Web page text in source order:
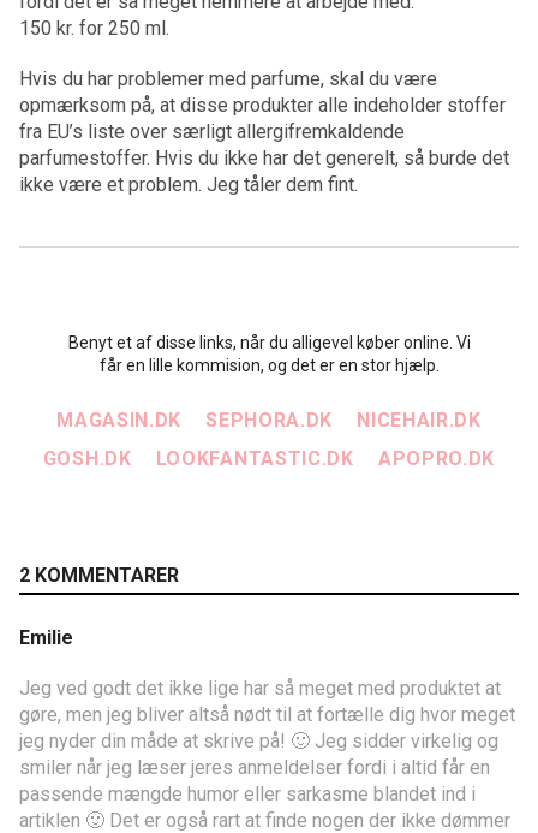
150 kr. for 250 ml.
Hvis du har problemer med parfume, skal du være
opmærksom på, at disse produkter alle indeholder stoffer
fra EU’s liste over særligt allergifremkaldende
parfumestoffer. Hvis du ikke har det generelt, så burde det
ikke være et problem. Jeg tåler dem fint.
Benyt et af disse links, når du alligevel køber online. Vi
får en lille kommision, og det er en stor hjælp.
MAGASIN.DK SEPHORA.DK
NICEHAIR.DK
GOSH.DK
LOOKFANTASTIC.DK APOPRO.DK
2 KOMMENTARER
Emilie
Jeg ved godt det ikke lige har så meget med produktet at
gøre, men jeg bliver altså nødt til at fortælle dig hvor meget
jeg nyder din måde at skrive på! 🙂 Jeg sidder virkelig og
smiler når jeg læser jeres anmeldelser fordi i altid får en
passende mængde humor eller sarkasme blandet ind i
artiklen 🙂 Det er også rart at finde nogen der ikke dømmer